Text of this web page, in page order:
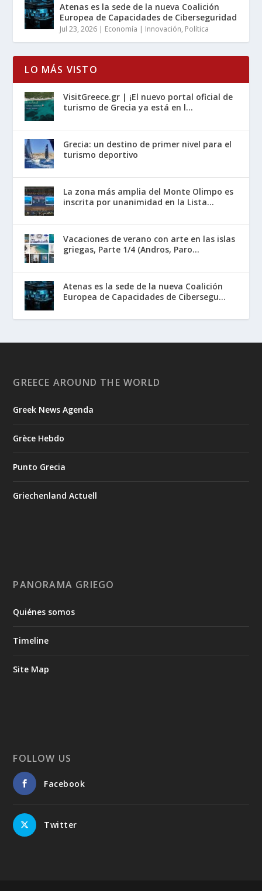
Atenas es la sede de la nueva Coalición
Europea de Capacidades de Ciberseguridad
Jul 23, 2026 | Economía | Innovación, Política
LO MÁS VISTO
VisitGreece.gr | ¡El nuevo portal oficial de
turismo de Grecia ya está en l...
Grecia: un destino de primer nivel para el
turismo deportivo
La zona más amplia del Monte Olimpo es
inscrita por unanimidad en la Lista...
Vacaciones de verano con arte en las islas
griegas, Parte 1/4 (Andros, Paro...
Atenas es la sede de la nueva Coalición
Europea de Capacidades de Cibersegu...
GREECE AROUND THE WORLD
Greek News Agenda
Grèce Hebdo
Punto Grecia
Griechenland Actuell
PANORAMA GRIEGO
Quiénes somos
Timeline
Site Map
FOLLOW US
Facebook
Twitter